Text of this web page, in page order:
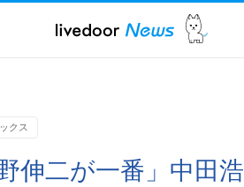
クス
伸二が一番」中田浩